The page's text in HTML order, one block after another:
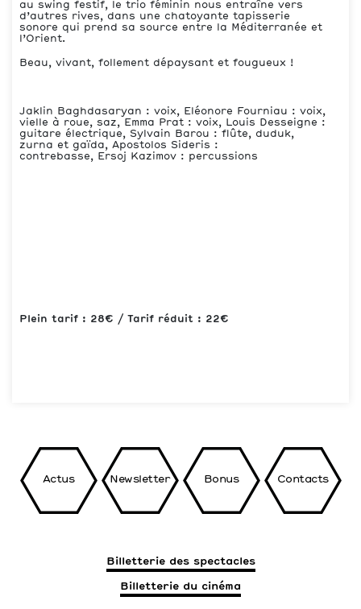
au swing festif, le trio féminin nous entraîne vers
d’autres rives, dans une chatoyante tapisserie
sonore qui prend sa source entre la Méditerranée et
l’Orient.
Beau, vivant, follement dépaysant et fougueux !
Jaklin Baghdasaryan : voix, Eléonore Fourniau : voix,
vielle à roue, saz, Emma Prat : voix, Louis Desseigne :
guitare électrique, Sylvain Barou : flûte, duduk,
zurna et gaïda, Apostolos Sideris :
contrebasse, Ersoj Kazimov : percussions
Plein tarif : 28€ / Tarif réduit : 22€
Actus Newsletter Bonus Contacts
Billetterie des spectacles
Billetterie du cinéma